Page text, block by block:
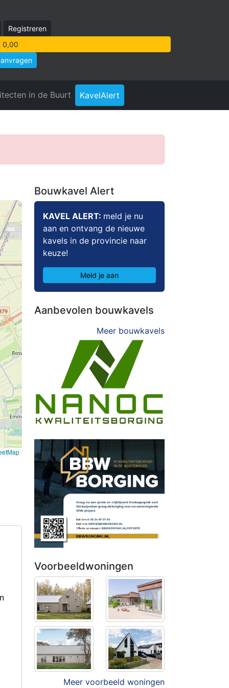
Registreren
0,00
in de Buurt KavelAlert
Bouwkavel Alert
KAVEL ALERT: meld je nu
aan en ontvang de nieuwe
kavels in de provincie naar
keuze!
Meld je aan
Aanbevolen bouwkavels
Meer bouwkavels
Voorbeeldwoningen
Meer voorbeeld woningen